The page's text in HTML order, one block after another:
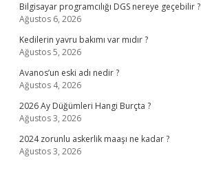
Bilgisayar programcılığı DGS nereye geçebilir ?
Ağustos 6, 2026
Kedilerin yavru bakımı var mıdır ?
Ağustos 5, 2026
Avanos’un eski adı nedir ?
Ağustos 4, 2026
2026 Ay Düğümleri Hangi Burçta ?
Ağustos 3, 2026
2024 zorunlu askerlik maaşı ne kadar ?
Ağustos 3, 2026